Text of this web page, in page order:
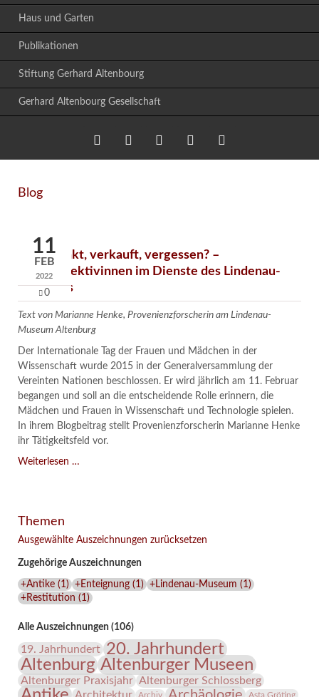
Haus und Garten
Publikationen
Stiftung Gerhard Altenbourg
Gerhard Altenbourg Gesellschaft
Blog
11
FEB
2022
0
Verschenkt, verkauft, vergessen? –
Kunstdetektivinnen im Dienste des Lindenau-
Museums
Text von Marianne Henke, Provenienzforscherin am Lindenau-
Museum Altenburg
Der Internationale Tag der Frauen und Mädchen in der
Wissenschaft wurde 2015 in der Generalversammlung der
Vereinten Nationen beschlossen. Er wird jährlich am 11. Februar
begangen und soll an die entscheidende Rolle erinnern, die
Mädchen und Frauen in Wissenschaft und Technologie spielen.
In ihrem Blogbeitrag stellt Provenienzforscherin Marianne Henke
ihr Tätigkeitsfeld vor.
Weiterlesen …Verschenkt,
im
des
Lindenau-
Museums
Themen
Ausgewählte Auszeichnungen zurücksetzen
Zugehörige Auszeichnungen
+Antike(1) +Enteignung(1) +Lindenau-Museum (1)
+Restitution (1)
Alle Auszeichnungen (106)
19. Jahrhundert 20. Jahrhundert
Altenburg Altenburger Museen
Altenburger Praxisjahr Altenburger Schlossberg
Archiv Asta Gröting